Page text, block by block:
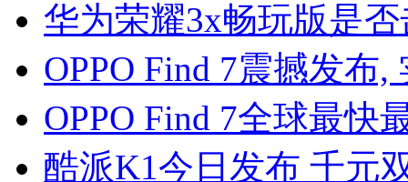
华为荣耀3x畅玩版是
OPPO Find 7震撼发布
OPPO Find 7全球最快
酷派K1今日发布 千元